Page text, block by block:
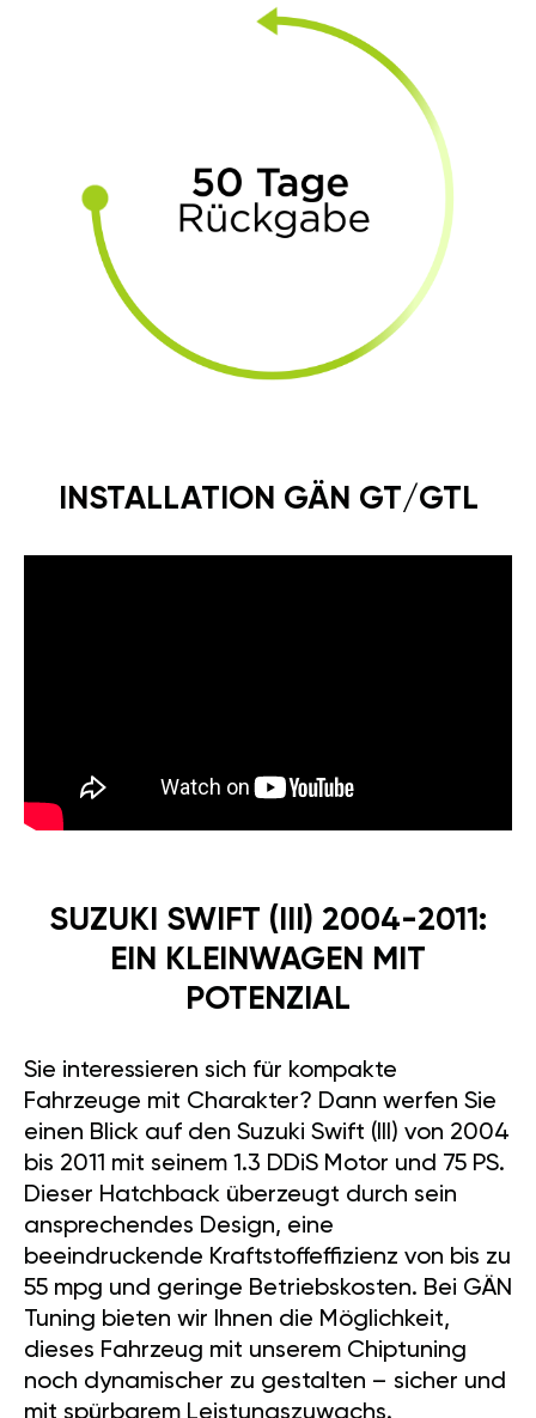
INSTALLATION GÄN GT/GTL
SUZUKI SWIFT (III) 2004-2011:
EIN KLEINWAGEN MIT
POTENZIAL
Fahrzeuge mit Charakter? Dann werfen Sie
einen Blick auf den Suzuki Swift (III) von 2004
bis 2011 mit seinem 1.3 DDiS Motor und 75 PS.
Dieser Hatchback überzeugt durch sein
ansprechendes Design, eine
beeindruckende Kraftstoffeffizienz von bis zu
55 mpg und geringe Betriebskosten. Bei GÄN
Tuning bieten wir Ihnen die Möglichkeit,
dieses Fahrzeug mit unserem Chiptuning
noch dynamischer zu gestalten – sicher und
mit spürbarem Leistungszuwachs.